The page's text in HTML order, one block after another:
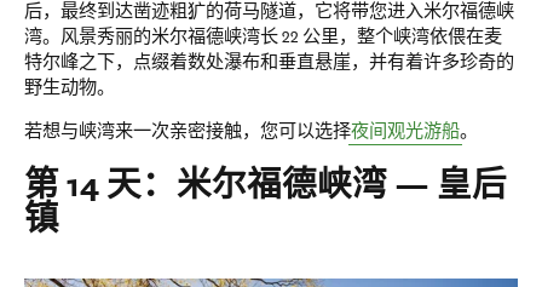
后，最终到达凿迹粗犷的荷马隧道，它将带您进入米尔福德峡
湾。风景秀丽的米尔福德峡湾长 22 公里，整个峡湾依偎在麦
特尔峰之下，点缀着数处瀑布和垂直悬崖，并有着许多珍奇的
野生动物。
若想与峡湾来一次亲密接触，您可以选择夜间观光游船。
第 14 天：米尔福德峡湾 — 皇后
镇